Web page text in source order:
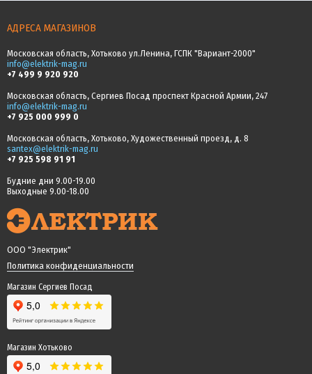
АДРЕСА МАГАЗИНОВ
Московская область, Хотьково ул.Ленина, ГСПК "Вариант-2000"
info@elektrik-mag.ru
+7 499 9 920 920
Московская область, Сергиев Посад проспект Красной Армии, 247
info@elektrik-mag.ru
+7 925 000 999 0
Московская область, Хотьково, Художественный проезд, д. 8
santex@elektrik-mag.ru
+7 925 598 91 91
Будние дни 9.00-19.00
Выходные 9.00-18.00
ООО "Электрик"
Политика конфиденциальности
Магазин Сергиев Посад
Магазин Хотьково